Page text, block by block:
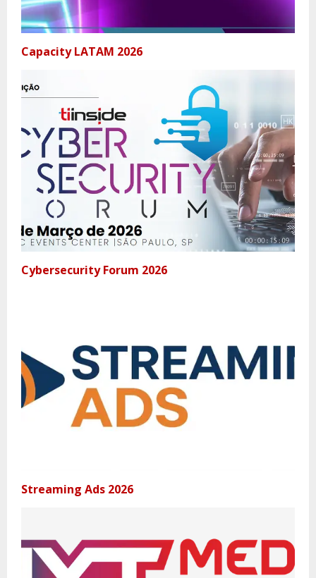
Capacity LATAM 2026
Cybersecurity Forum 2026
Streaming Ads 2026